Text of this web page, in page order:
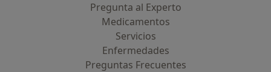
Pregunta al Experto
Medicamentos
Servicios
Enfermedades
Preguntas Frecuentes